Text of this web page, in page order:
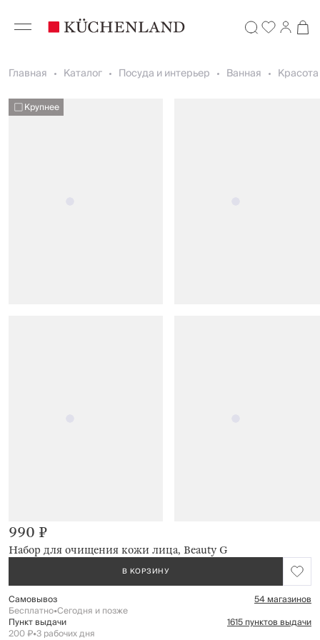
Главная Каталог Посуда и интерьер Ванная
Крупнее
Набор для очищения кожи лица, Beauty G
990 ₽
В КОРЗИНУ
Самовывоз 54 магазинов
Бесплатно•Сегодня и позже
Пункт выдачи 1615 пунктов выдачи
200 ₽•3 рабочих дня